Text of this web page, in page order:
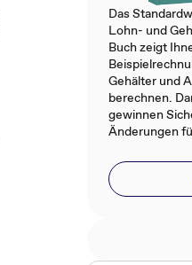
Das
Lohn- und
Buch zeigt
Gehälter und
berechnen.
gewinnen
Änderungen